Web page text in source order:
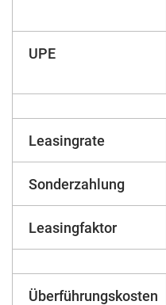
UPE
Leasingrate
Sonderzahlung
Leasingfaktor
Überführungskosten